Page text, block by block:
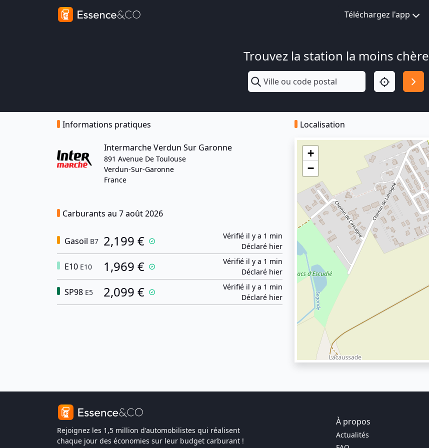
Téléchargez l'app
Trouvez la station la moins chère
Informations pratiques
Intermarche Verdun Sur Garonne
891 Avenue De Toulouse
Verdun-Sur-Garonne
France
Carburants au 7 août 2026
Gasoil B7 2,199 €
Vérifié il y a 1 min
Déclaré hier
E10 E10 1,969 €
Vérifié il y a 1 min
Déclaré hier
SP98 E5 2,099 €
Vérifié il y a 1 min
Déclaré hier
Localisation
+
−
Rejoignez les 1,5 million d'automobilistes qui réalisent
chaque jour des économies sur leur budget carburant !
À propos
Actualités